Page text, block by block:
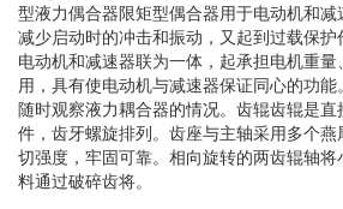
型液力偶合器限矩型偶合器用于电动机和
减少启动时的冲击和振动，又起到过载保
电动机和减速器联为一体，起承担电机重
用，具有使电动机与减速器保证同心的功
随时观察液力耦合器的情况。齿辊齿辊是直
件，齿牙螺旋排列。齿座与主轴采用多个
切强度，牢固可靠。相向旋转的两齿辊轴
料通过破碎齿将。